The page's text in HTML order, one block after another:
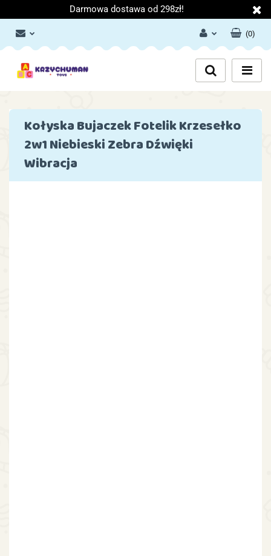
Darmowa dostawa od 298zł!
Zaloguj się
Załóż konto
Dodaj zgłoszenie
Zgody cookies
(0)
Kołyska Bujaczek Fotelik Krzesełko
2w1 Niebieski Zebra Dźwięki
Wibracja